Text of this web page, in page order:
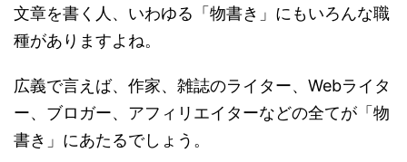
文章を書く人、いわゆる「物書き」にもいろんな職
種がありますよね。
広義で言えば、作家、雑誌のライター、Webライタ
ー、ブロガー、アフィリエイターなどの全てが「物
書き」にあたるでしょう。